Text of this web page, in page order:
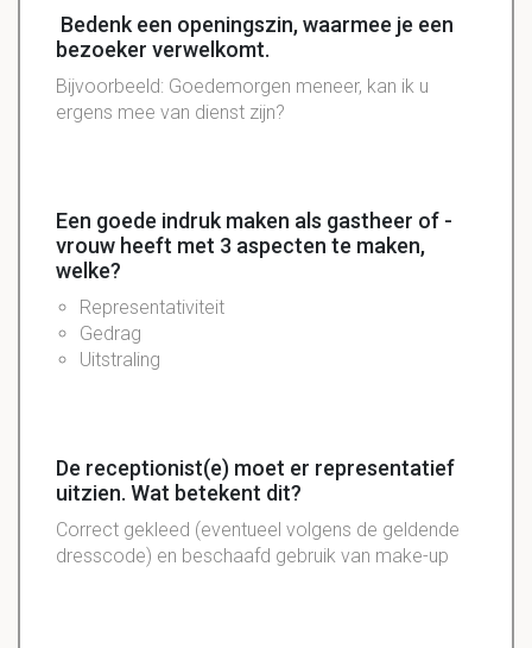
Bedenk een openingszin, waarmee je een
bezoeker verwelkomt.
Bijvoorbeeld: Goedemorgen meneer, kan ik u
ergens mee van dienst zijn?
Een goede indruk maken als gastheer of -
vrouw heeft met 3 aspecten te maken,
welke?
Representativiteit
Gedrag
Uitstraling
De receptionist(e) moet er representatief
uitzien. Wat betekent dit?
Correct gekleed (eventueel volgens de geldende
dresscode) en beschaafd gebruik van make-up